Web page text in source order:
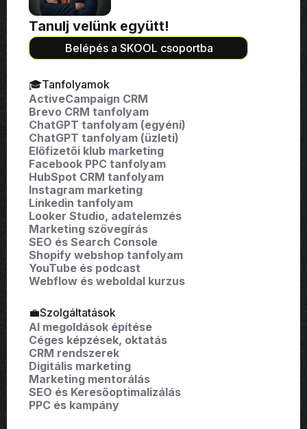
Tanulj velünk együtt!
Belépés a SKOOL csoportba
🎓Tanfolyamok
ActiveCampaign CRM
Brevo CRM tanfolyam
ChatGPT tanfolyam (egyéni)
ChatGPT tanfolyam (üzleti)
Előfizetői klub marketing
Facebook PPC tanfolyam
HubSpot CRM tanfolyam
Instagram marketing
Linkedin tanfolyam
Looker Studio, adatelemzés
Marketing szövegírás
SEO és Search Console
Shopify webshop tanfolyam
YouTube és podcast
Webflow és weboldal kurzus
💼Szolgáltatások
AI megoldások építése
Céges képzések, oktatás
CRM rendszerek
Digitális marketing
Marketing mentorálás
SEO és Keresőoptimalizálás
PPC és kampány